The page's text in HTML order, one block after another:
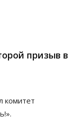
призыв в
комитет